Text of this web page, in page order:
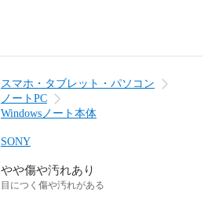
スマホ・タブレット・パソコン
ノートPC
Windowsノート本体
SONY
やや傷や汚れあり
目につく傷や汚れがある